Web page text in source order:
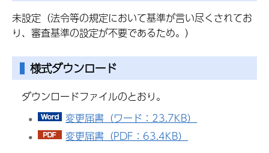
未設定（法令等の規定において基準が言い尽くされてお
り、審査基準の設定が不要であるため。）
様式ダウンロード
ダウンロードファイルのとおり。
変更届書（ワード：23.7KB）
変更届書（PDF：63.4KB）